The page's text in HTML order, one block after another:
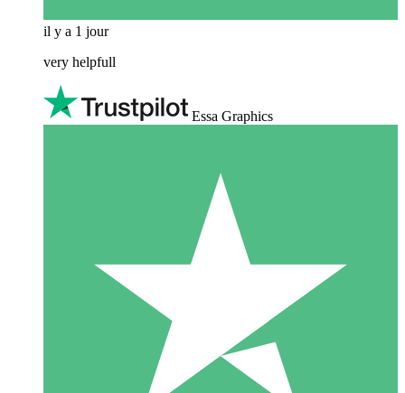
il y a 1 jour
very helpfull
Essa Graphics